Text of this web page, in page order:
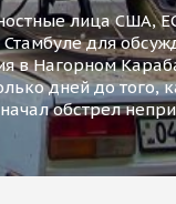
лица США,
Стамбуле для
в Нагорном
дней до того,
обстрел